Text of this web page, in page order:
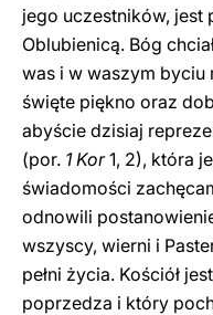
jego uczestników, jest
Oblubienicą. Bóg
was i w waszym byciu
święte piękno oraz
abyście dzisiaj
(por. 1 Kor1, 2), która
świadomości
odnowili
wszyscy, wierni i
pełni życia. Kościół
poprzedza i który